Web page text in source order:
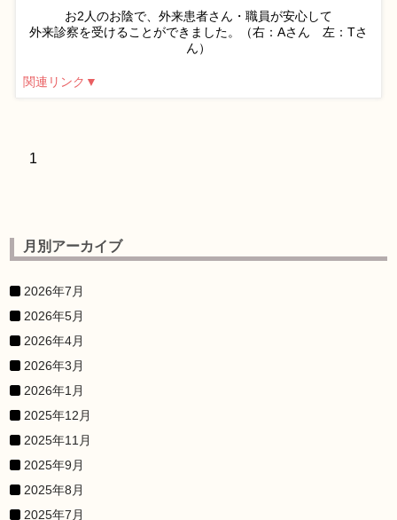
お2人のお陰で、外来患者さん・職員が安心して
外来診察を受けることができました。（右：Aさん 左：Tさ
ん）
関連リンク▼
1
月別アーカイブ
2026年7月
2026年5月
2026年4月
2026年3月
2026年1月
2025年12月
2025年11月
2025年9月
2025年8月
2025年7月